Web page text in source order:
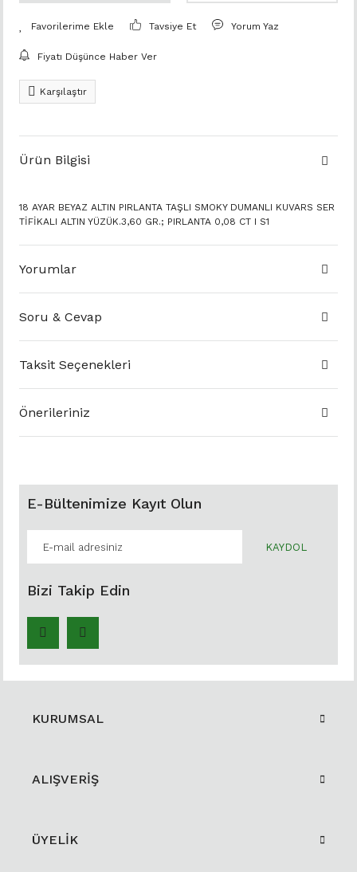
Tavsiye Et Yorum Yaz
Fiyatı Düşünce Haber Ver
Karşılaştır
Ürün Bilgisi
18 AYAR BEYAZ ALTIN PIRLANTA TAŞLI SMOKY DUMANLI KUVARS SER
TİFİKALI ALTIN YÜZÜK.3,60 GR.; PIRLANTA 0,08 CT I S1
Yorumlar
Soru & Cevap
Taksit Seçenekleri
Önerileriniz
E-Bültenimize Kayıt Olun
KAYDOL
Bizi Takip Edin
KURUMSAL
ALIŞVERİŞ
ÜYELİK